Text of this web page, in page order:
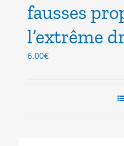
fausses
l’extrême
6.00€